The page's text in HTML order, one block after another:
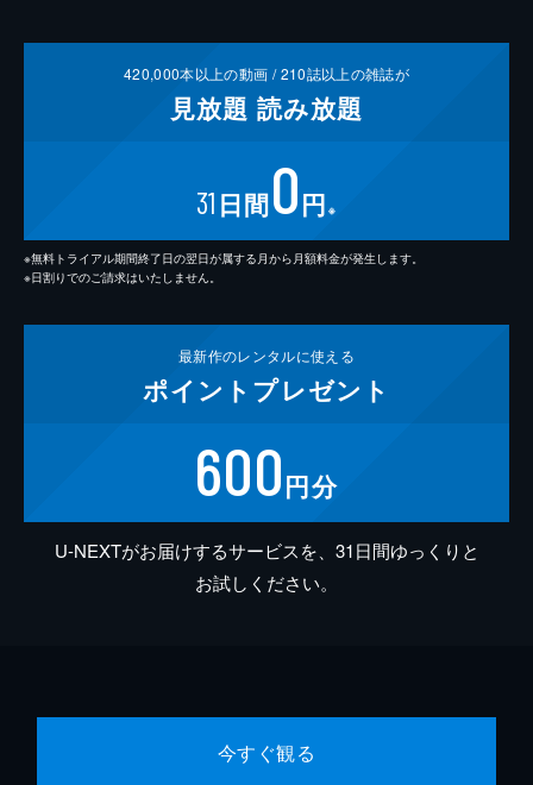
420,000本以上の動画 /210誌以上の雑誌が
見放題 読み放題
31 日間0円 ※
※無料トライアル期間終了日の翌日が属する月から月額料金が発生します。
※日割りでのご請求はいたしません。
最新作のレンタルに使える
ポイント プレゼント
600円分
U-NEXTがお届けするサービスを、31日間ゆっくりと
お試しください。
今すぐ観る